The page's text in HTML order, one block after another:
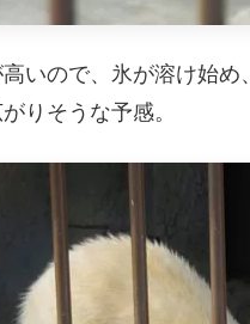
いので、氷が溶け始め
りそうな予感。